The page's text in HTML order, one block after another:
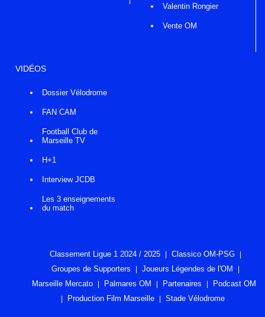
Valentin Rongier
Vente OM
VIDÉOS
Dossier Vélodrome
FAN CAM
Football Club de
Marseille TV
H+1
Interview JCDB
Les 3 enseignements
du match
Classement Ligue 1 2024 / 2025
Classico OM-PSG
Groupes de Supporters
Joueurs Légendes de l'OM
Marseille Mercato
Palmares OM Partenaires
Podcast OM
Production Film Marseille
Stade Vélodrome